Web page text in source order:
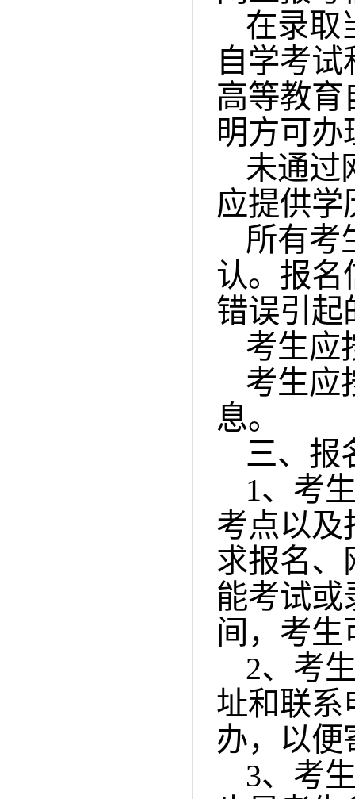
在录取
自学考
高等教育
明方可办
未通过
应提供学
所有考
认。报名
错误引起
考生应
考生应
息。
三、报
1、考
考点以及
求报名、
能考试或
间，考生
2、考
址和联系
办，以便
3、考